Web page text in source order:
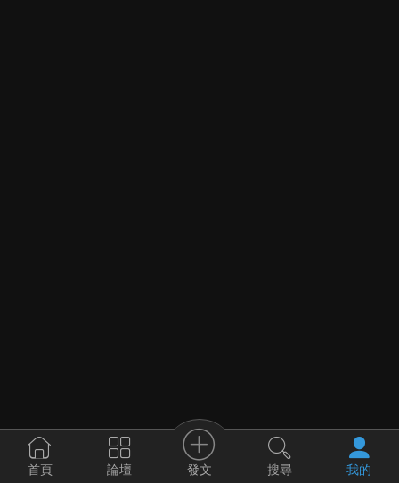
首頁 論壇 發文 搜尋 我的